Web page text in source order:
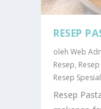
RESEP
olehWeb
Resep,
Resep Spesial
Resep